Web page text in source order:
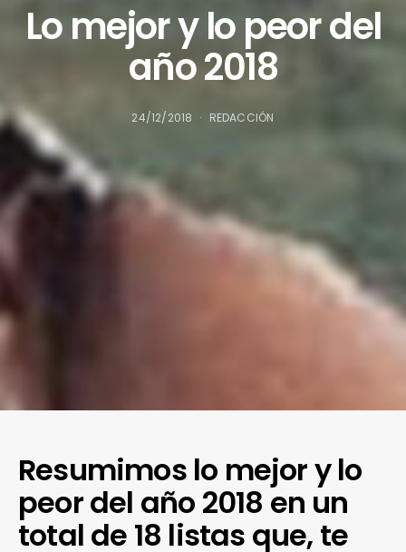
Lo mejor y lo peor del
año 2018
24/12/2018 REDACCIÓN
Resumimos lo mejor y lo
peor del año 2018 en un
total de 18 listas que, te